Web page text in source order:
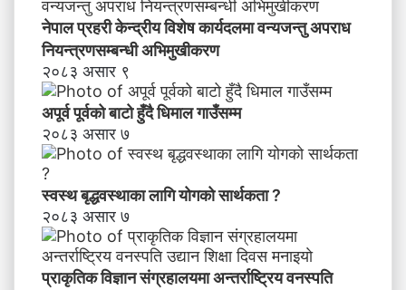
नेपाल प्रहरी केन्द्रीय विशेष कार्यदलमा वन्यजन्तु अपराध
नियन्त्रणसम्बन्धी अभिमुखीकरण
२०८३ असार ९
अपूर्व पूर्वको बाटो हुँदै धिमाल गाउँसम्म
२०८३ असार ७
स्वस्थ बृद्धवस्थाका लागि योगको सार्थकता ?
२०८३ असार ७
प्राकृतिक विज्ञान संग्रहालयमा अन्तर्राष्ट्रिय वनस्पति